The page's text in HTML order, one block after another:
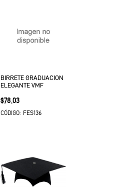
BIRRETE GRADUACION
ELEGANTE VMF
Precio
$78.03
CÓDIGO: FES136